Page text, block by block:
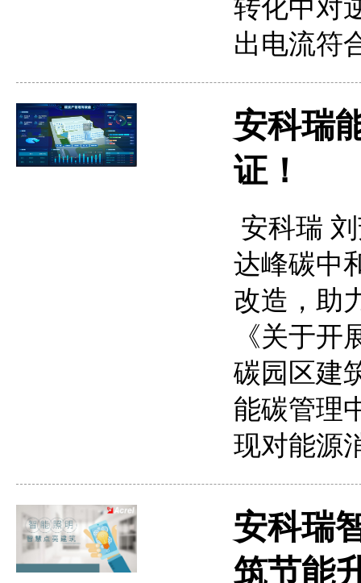
转化中对
出电流符
安科瑞
证！
安科瑞
达峰碳中
改造，助
《关于
碳园区建
能碳管理
现对能源
安科瑞
筑节能